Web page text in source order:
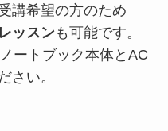
講希望の方のため
ッスンも可能です。
ートブック本体とAC
さい。